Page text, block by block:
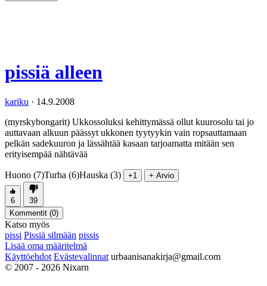
pissiä alleen
kariku · 14.9.2008
(myrskybongarit) Ukkossoluksi kehittymässä ollut kuurosolu tai jo
auttavaan alkuun päässyt ukkonen tyytyykin vain ropsauttamaan
pelkän sadekuuron ja lässähtää kasaan tarjoamatta mitään sen
erityisempää nähtävää
Huono (7)Turha (6)Hauska (3) +1 + Arvio
6
39
Kommentit (0)
Katso myös
pissi Pissiä silmään pissis
Lisää oma määritelmä
Käyttöehdot Evästevalinnat urbaanisanakirja@gmail.com
© 2007 - 2026 Nixarn